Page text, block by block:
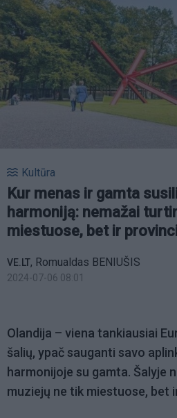
Kultūra
Kur menas ir gamta
harmoniją: nemažai
miestuose, bet ir
VE.LT, Romualdas BENIUŠIS
2024-07-06 08:01
Olandija – viena tankiausiai
šalių, ypač sauganti savo
harmonijoje su gamta. Šalyje
muziejų ne tik miestuose, bet